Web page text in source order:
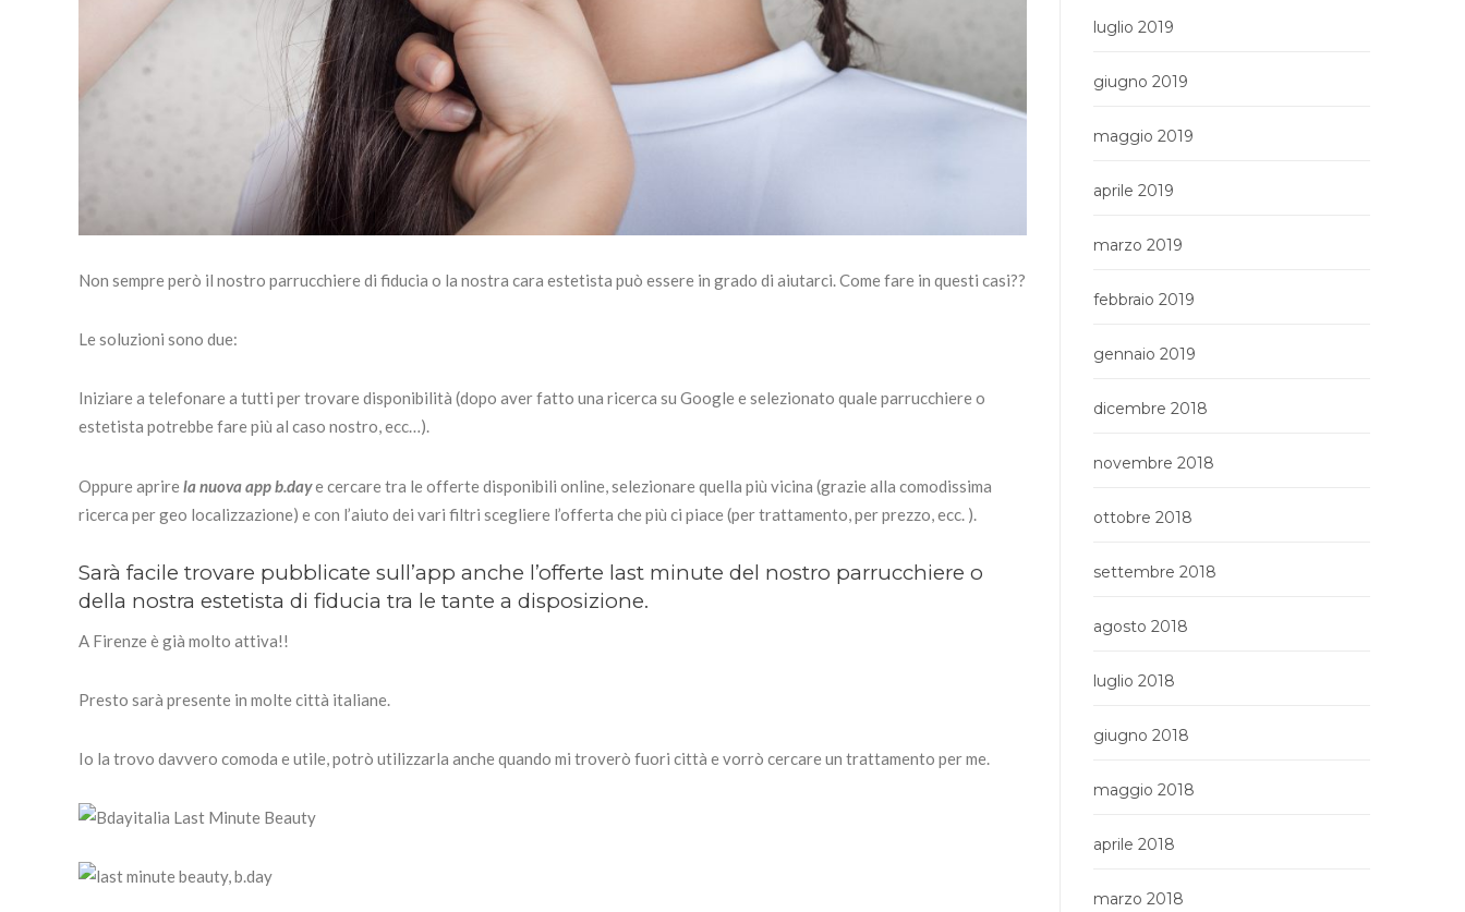
Non sempre però il nostro parrucchiere di fiducia o la nostra cara estetista può essere in grado di aiutarci. Come fare in questi casi??
Le soluzioni sono due:
Iniziare a telefonare a tutti per trovare disponibilità (dopo aver fatto una ricerca su Google e selezionato quale parrucchiere o
estetista potrebbe fare più al caso nostro, ecc…).
Oppure aprirela nuova app b.daye cercare tra le offerte disponibili online, selezionare quella più vicina (grazie alla comodissima
ricerca per geo localizzazione) e con l’aiuto dei vari filtri scegliere l’offerta che più ci piace (per trattamento, per prezzo, ecc. ).
Sarà facile trovare pubblicate sull’app anche l’offerte last minute del nostro parrucchiere o
della nostra estetista di fiducia tra le tante a disposizione.
A Firenze è già molto attiva!!
Presto sarà presente in molte città italiane.
Io la trovo davvero comoda e utile, potrò utilizzarla anche quando mi troverò fuori città e vorrò cercare un trattamento per me.
luglio 2019
giugno 2019
maggio 2019
aprile 2019
marzo 2019
febbraio 2019
gennaio 2019
dicembre 2018
novembre 2018
ottobre 2018
settembre 2018
agosto 2018
luglio 2018
giugno 2018
maggio 2018
aprile 2018
marzo 2018